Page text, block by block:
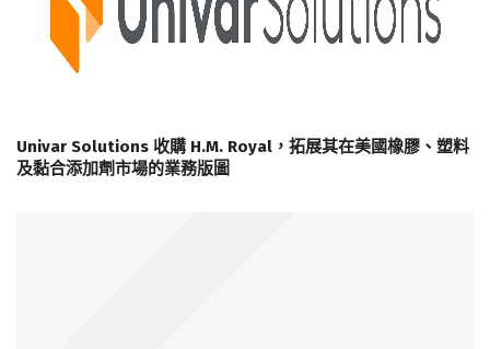
Univar Solutions 收購 H.M. Royal，拓展其在美國橡膠、塑料
及黏合添加劑市場的業務版圖